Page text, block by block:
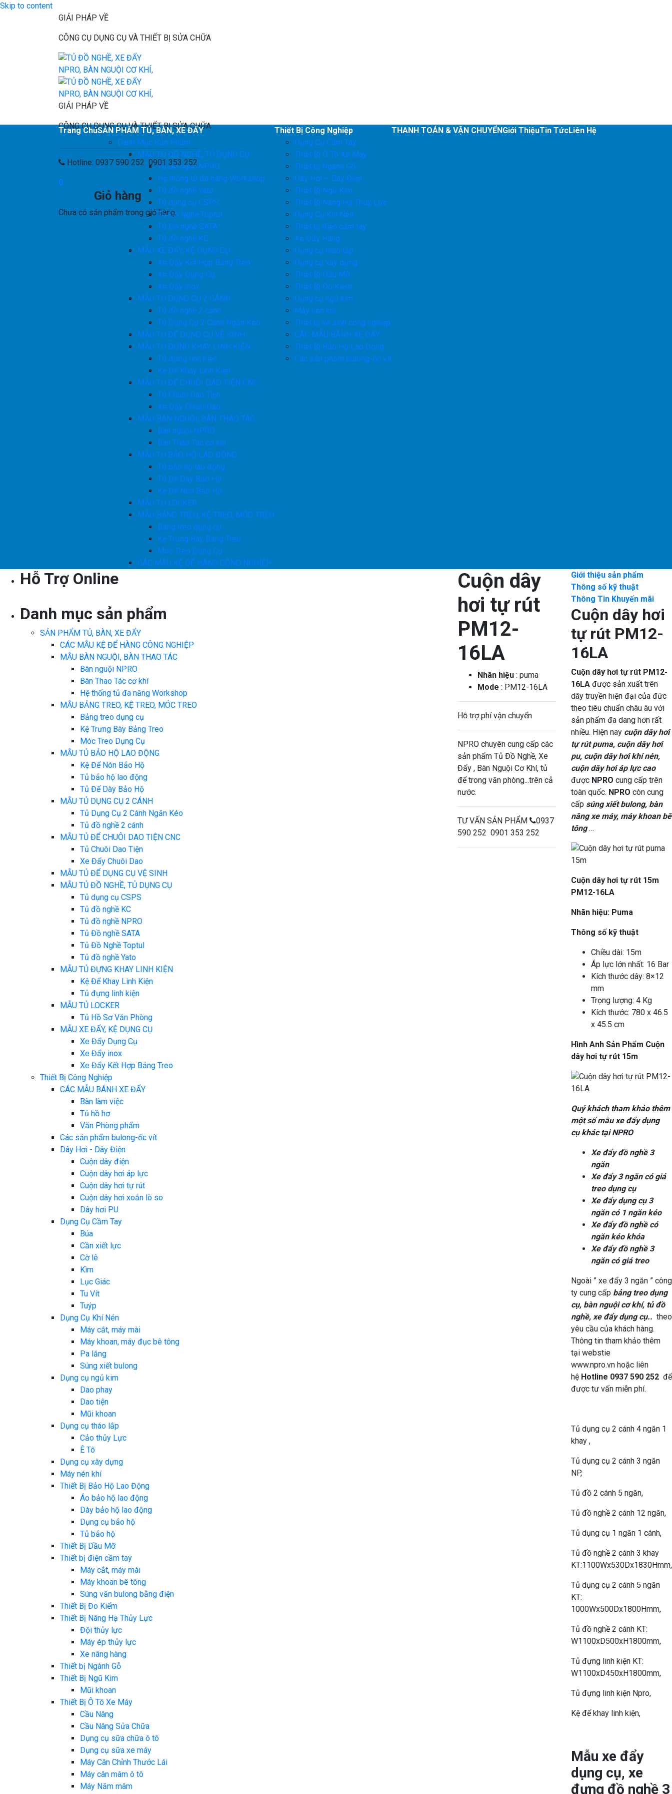
Skip to content
GIẢI PHÁP VỀ
CÔNG CỤ DỤNG CỤ VÀ THIẾT BỊ SỬA CHỮA
GIẢI PHÁP VỀ
CÔNG CỤ DỤNG CỤ VÀ THIẾT BỊ SỬA CHỮA
Hotline: 0937 590 252 0901 353 252
0
Giỏ hàng
Chưa có sản phẩm trong giỏ hàng.
Trang ChủSẢN PHẨM TỦ, BÀN, XE ĐẨY
Danh Mục Sản Phẩm
MẪU TỦ ĐỒ NGHỀ, TỦ DỤNG CỤ
Tủ đồ nghề NPRO
Hệ thống tủ đa năng Workshop
Tủ đồ nghề Yato
Tủ dụng cụ CSPS
Tủ Đồ Nghề Toptul
Tủ Đồ nghề SATA
Tủ đồ nghề KC
MẪU XE ĐẨY, KỆ DỤNG CỤ
Xe Đẩy Kết Hợp Bảng Treo
Xe Đẩy Dụng Cụ
Xe Đẩy inox
MẪU TỦ DỤNG CỤ 2 CÁNH
Tủ đồ nghề 2 cánh
Tủ Dụng Cụ 2 Cánh Ngăn Kéo
MẪU TỦ ĐỂ DỤNG CỤ VỆ SINH
MẪU TỦ ĐỰNG KHAY LINH KIỆN
Tủ đựng linh kiện
Kệ Để Khay Linh Kiện
MẪU TỦ ĐỂ CHUÔI DAO TIỆN CNC
Tủ Chuôi Dao Tiện
Xe Đẩy Chuôi Dao
MẪU BÀN NGUỘI, BÀN THAO TÁC
Bàn nguội NPRO
Bàn Thao Tác cơ khí
MẪU TỦ BẢO HỘ LAO ĐỘNG
Tủ bảo hộ lao động
Tủ Đế Dày Bảo Hộ
Kệ Để Nón Bảo Hộ
MẪU TỦ LOCKER
MẪU BẢNG TREO, KỆ TREO, MÓC TREO
Bảng treo dụng cụ
Kệ Trưng Bày Bảng Treo
Móc Treo Dụng Cụ
CÁC MẪU KỆ ĐỂ HÀNG CÔNG NGHIỆP
Thiết Bị Công Nghiệp
Dụng Cụ Cầm Tay
Thiết Bị Ô Tô Xe Máy
Thiết bị Ngành Gỗ
Dây Hơi – Dây Điện
Thiết Bị Ngũ Kim
Thiết Bị Nâng Hạ Thủy Lực
Dụng Cụ Khí Nén
Thiết bị điện cầm tay
Xe Đẩy Hàng
Dụng cụ tháo lắp
Dụng cụ xây dựng
Thiết Bị Dầu Mỡ
Thiết Bị Đo Kiểm
Dụng cụ ngủ kim
Máy nén khí
Thiết bị về sinh công nghiệp
CÁC MẪU BÁNH XE ĐẨY
Thiết Bị Bảo Hộ Lao Động
Các sản phẩm bulong-ốc vít
THANH TOÁN & VẬN CHUYỂNGiới ThiệuTin TứcLiên Hệ
Hỗ Trợ Online
Danh mục sản phẩm
SẢN PHẨM TỦ, BÀN, XE ĐẨY
CÁC MẪU KỆ ĐỂ HÀNG CÔNG NGHIỆP
MẪU BÀN NGUỘI, BÀN THAO TÁC
Bàn nguội NPRO
Bàn Thao Tác cơ khí
Hệ thống tủ đa năng Workshop
MẪU BẢNG TREO, KỆ TREO, MÓC TREO
Bảng treo dụng cụ
Kệ Trưng Bày Bảng Treo
Móc Treo Dụng Cụ
MẪU TỦ BẢO HỘ LAO ĐỘNG
Kệ Để Nón Bảo Hộ
Tủ bảo hộ lao động
Tủ Đế Dày Bảo Hộ
MẪU TỦ DỤNG CỤ 2 CÁNH
Tủ Dụng Cụ 2 Cánh Ngăn Kéo
Tủ đồ nghề 2 cánh
MẪU TỦ ĐỂ CHUÔI DAO TIỆN CNC
Tủ Chuôi Dao Tiện
Xe Đẩy Chuôi Dao
MẪU TỦ ĐỂ DỤNG CỤ VỆ SINH
MẪU TỦ ĐỒ NGHỀ, TỦ DỤNG CỤ
Tủ dụng cụ CSPS
Tủ đồ nghề KC
Tủ đồ nghề NPRO
Tủ Đồ nghề SATA
Tủ Đồ Nghề Toptul
Tủ đồ nghề Yato
MẪU TỦ ĐỰNG KHAY LINH KIỆN
Kệ Để Khay Linh Kiện
Tủ đựng linh kiện
MẪU TỦ LOCKER
Tủ Hồ Sơ Văn Phòng
MẪU XE ĐẨY, KỆ DỤNG CỤ
Xe Đẩy Dụng Cụ
Xe Đẩy inox
Xe Đẩy Kết Hợp Bảng Treo
Thiết Bị Công Nghiệp
CÁC MẪU BÁNH XE ĐẨY
Bàn làm việc
Tủ hồ hơ
Văn Phòng phẩm
Các sản phẩm bulong-ốc vít
Dây Hơi - Dây Điện
Cuộn dây điện
Cuộn dây hơi áp lực
Cuộn dây hơi tự rút
Cuộn dây hơi xoắn lò so
Dây hơi PU
Dụng Cụ Cầm Tay
Búa
Cần xiết lực
Cờ lê
Kìm
Lục Giác
Tu Vít
Tuýp
Dụng Cụ Khí Nén
Máy cắt, máy mài
Máy khoan, máy đục bê tông
Pa lăng
Súng xiết bulong
Dụng cụ ngủ kim
Dao phay
Dao tiện
Mũi khoan
Dụng cụ tháo lắp
Cảo thủy Lực
Ê Tô
Dụng cụ xây dựng
Máy nén khí
Thiết Bị Bảo Hộ Lao Động
Áo bảo hộ lao động
Dày bảo hộ lao động
Dụng cụ bảo hộ
Tủ bảo hộ
Thiết Bị Dầu Mỡ
Thiết bị điện cầm tay
Máy cắt, máy mài
Máy khoan bê tông
Súng văn bulong bằng điện
Thiết Bị Đo Kiểm
Thiết Bị Nâng Hạ Thủy Lực
Đội thủy lực
Máy ép thủy lực
Xe nâng hàng
Thiết bị Ngành Gỗ
Thiết Bị Ngũ Kim
Mũi khoan
Thiết Bị Ô Tô Xe Máy
Cầu Nâng
Cầu Nâng Sửa Chữa
Dụng cụ sữa chữa ô tô
Dụng cụ sữa xe máy
Máy Cân Chỉnh Thước Lái
Máy cân mâm ô tô
Máy Năm mâm
Cuộn dây
hơi tự rút
PM12-
16LA
Nhãn hiệu: puma
Mode : PM12-16LA
Hỗ trợ phí vận chuyển
NPRO chuyên cung cấp các
sản phẩm Tủ Đồ Nghề, Xe
Đẩy , Bàn Nguội Cơ Khí, tủ
để trong văn phòng...trên cả
nước.
TƯ VẤN SẢN PHẨM
0937
590 252 0901 353 252
Giới thiệu sản phẩm
Thông số kỹ thuật
Thông Tin Khuyến mãi
Cuộn dây hơi
tự rút PM12-
16LA
Cuộn dây hơi tự rút PM12-
16LA được sản xuất trên
dây truyền hiện đại của đức
theo tiêu chuẩn châu âu với
sản phẩm đa dang hơn rất
nhiều. Hiện nay cuộn dây hơi
tự rút puma, cuộn dây hơi
pu, cuộn dây hơi khí nén,
cuộn dây hơi áp lực cao
được NPRO cung cấp trên
toàn quốc. NPRO còn cung
cấp súng xiết bulong, bàn
nâng xe máy, máy khoan bê
tông…
Cuộn dây hơi tự rút 15m
PM12-16LA
Nhãn hiệu: Puma
Thông số kỹ thuật
Chiều dài: 15m
Áp lực lớn nhất: 16 Bar
Kích thước dây: 8×12
mm
Trọng lượng: 4 Kg
Kích thước: 780 x 46.5
x 45.5 cm
Hình Anh Sản Phẩm Cuộn
dây hơi tự rút 15m
Quý khách tham khảo thêm
một số mẫu xe đẩy dụng
cụ khác tại NPRO
Xe đẩy đồ nghề 3
ngăn
Xe đẩy 3 ngăn có giá
treo dụng cụ
Xe đẩy dụng cụ 3
ngăn có 1 ngăn kéo
Xe đẩy đồ nghề có
ngăn kéo khóa
Xe đẩy đồ nghề 3
ngăn có giá treo
Ngoài ” xe đẩy 3 ngăn ” công
ty cung cấp bảng treo dụng
cụ, bàn nguội cơ khí, tủ đồ
nghề, xe đẩy dụng cụ.. theo
yêu cầu của khách hàng.
Thông tin tham khảo thêm
tại webstie
www.npro.vn hoặc liên
hệ Hotline 0937 590 252 để
được tư vấn miễn phí.
Tủ dụng cụ 2 cánh 4 ngăn 1
khay ,
Tủ dụng cụ 2 cánh 3 ngăn
NP,
Tủ đồ 2 cánh 5 ngăn,
Tủ đồ nghề 2 cánh 12 ngăn,
Tủ dụng cụ 1 ngăn 1 cánh,
Tủ đồ nghề 2 cánh 3 khay
KT:1100Wx530Dx1830Hmm,
Tủ dụng cụ 2 cánh 5 ngăn
KT:
1000Wx500Dx1800Hmm,
Tủ đồ nghề 2 cánh KT:
W1100xD500xH1800mm,
Tủ đựng linh kiện KT:
W1100xD450xH1800mm,
Tủ đựng linh kiện Npro,
Kệ để khay linh kiện,
Mẫu xe đẩy
dụng cụ, xe
đựng đồ nghề 3